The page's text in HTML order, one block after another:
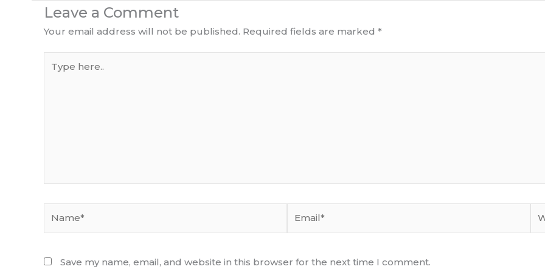
Leave a Comment
Your email address will not be published. Required fields are marked *
here..
Save my name, email, and website in this browser for the next time I comment.